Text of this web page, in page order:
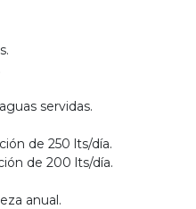
servidas.
de 250 lts/día.
de 200 lts/día.
anual.